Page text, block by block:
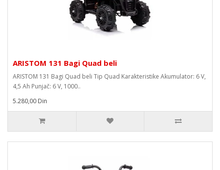
ARISTOM 131 Bagi Quad beli
ARISTOM 131 Bagi Quad beli Tip Quad Karakteristike Akumulator: 6 V,
4,5 Ah Punjač: 6 V, 1000..
5.280,00 Din